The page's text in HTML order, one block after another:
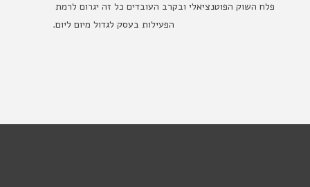
הפעילות בעסק לגדול מיום ליום.